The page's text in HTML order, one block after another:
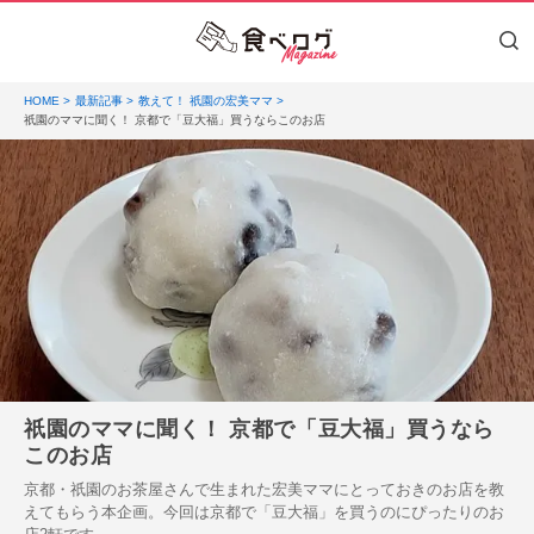
HOME 最新記事
教えて！ 祇園の宏美ママ
祇園のママに聞く！ 京都で「豆大福」買うならこのお店
祇園のママに聞く！ 京都で「豆大福」買うなら
このお店
京都・祇園のお茶屋さんで生まれた宏美ママにとっておきのお店を教
えてもらう本企画。今回は京都で「豆大福」を買うのにぴったりのお